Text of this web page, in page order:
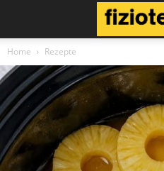
Home Rezepte